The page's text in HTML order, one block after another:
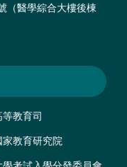
（醫學綜合大樓後棟
等教育司
家教育研究院